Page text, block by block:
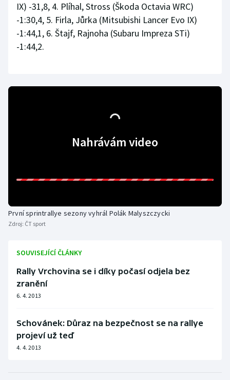
Motorsport
Olympijské hry
Short track
Triatlon
Vodní slalom
IX) -31,8, 4. Plíhal, Stross (Škoda Octavia WRC)
-1:30,4, 5. Firla, Jůrka (Mitsubishi Lancer Evo IX)
-1:44,1, 6. Štajf, Rajnoha (Subaru Impreza STi)
-1:44,2.
Nahrávám video
První sprintrallye sezony vyhrál Polák Malyszczycki
Zdroj: ČT sport
SOUVISEJÍCÍ ČLÁNKY
Rally Vrchovina se i díky počasí odjela bez
zranění
6. 4. 2013
Schovánek: Důraz na bezpečnost se na rallye
projeví už teď
4. 4. 2013